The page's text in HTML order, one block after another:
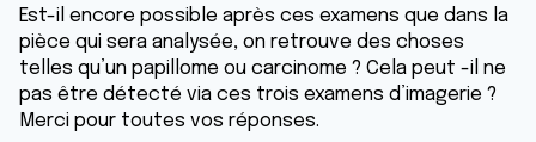
Est-il encore possible après ces examens que dans la
pièce qui sera analysée, on retrouve des choses
telles qu’un papillome ou carcinome ? Cela peut -il ne
pas être détecté via ces trois examens d’imagerie ?
Merci pour toutes vos réponses.